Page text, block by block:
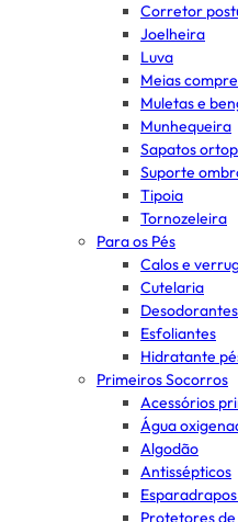
Corretor
Joelheira
Luva
Meias
Muletas e
Munhequeira
Sapatos
Suporte
Tipoia
Tornozeleira
Para os Pés
Calos e
Cutelaria
Esfoliantes
Hidratante
Primeiros Socorros
Acessórios
Água
Algodão
Antissépticos
Protetores de